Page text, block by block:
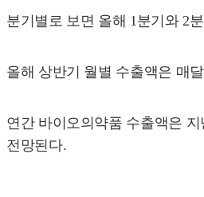
분기별로 보면 올해 1분기와 2
올해 상반기 월별 수출액은 매
연간 바이오의약품 수출액은
전망된다.